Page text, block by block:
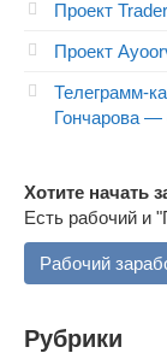
Проект
Проект
Телеграмм-
Гончарова —
Хотите начать
Есть рабочий и
Рабочий
Рубрики